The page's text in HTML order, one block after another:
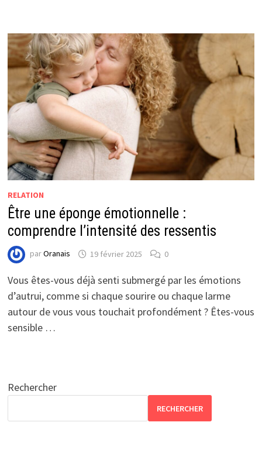
RELATION
Être une éponge émotionnelle :
comprendre l’intensité des ressentis
parOranais 19 février 2025 0
Vous êtes-vous déjà senti submergé par les émotions
d’autrui, comme si chaque sourire ou chaque larme
autour de vous vous touchait profondément ? Êtes-vous
sensible …
Rechercher
RECHERCHER